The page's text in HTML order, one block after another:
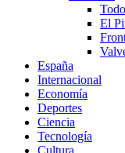
El
España
Internacional
Economía
Deportes
Ciencia
Tecnología
Cultura